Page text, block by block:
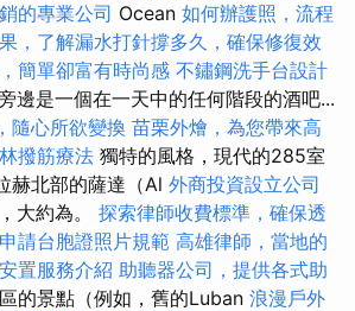
的專業公司 Ocean 如何辦護照，流程
，了解漏水打針撐多久，確保修復效
簡單卻富有時尚感 不鏽鋼洗手台設計
邊是一個在一天中的任何階段的酒吧...
隨心所欲變換 苗栗外燴，為您帶來高
撥筋療法 獨特的風格，現代的285室
赫北部的薩達（Al 外商投資設立公司
大約為。 探索律師收費標準，確保透
申請台胞證照片規範 高雄律師，當地的
置服務介紹 助聽器公司，提供各式助
的景點（例如，舊的Luban 浪漫戶外